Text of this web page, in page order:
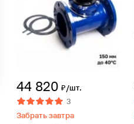
44 820 ₽/шт.
3
Забрать завтра